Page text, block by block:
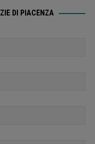
DI PIACENZA